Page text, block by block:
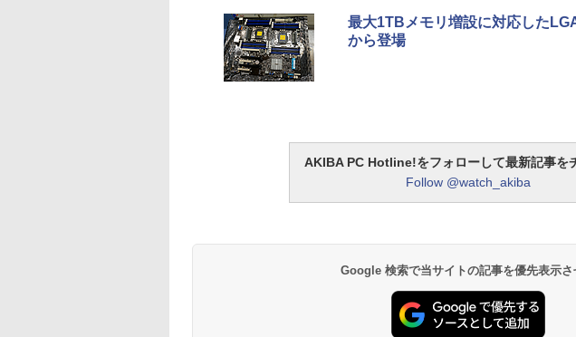
最大1TBメモリ増設に対応した
から登場
AKIBA PC Hotline!をフォローして最新記事を
Follow @watch_akiba
Google 検索で当サイトの記事を優先表示さ